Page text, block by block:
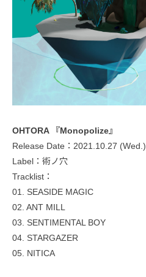
OHTORA 『Monopolize』
Release Date：2021.10.27 (Wed.)
Label：術ノ穴
Tracklist：
01. SEASIDE MAGIC
02. ANT MILL
03. SENTIMENTAL BOY
04. STARGAZER
05. NITICA